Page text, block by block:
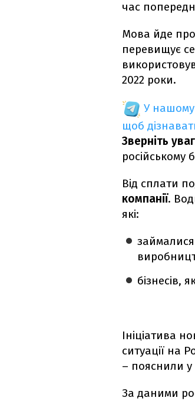
час
Мова йде про
перевищує
2022 роки.
У
щоб
Зверніть
російському
Від сплати
компанії.
які:
бізнесів,
Ініціатива
ситуації на
– пояснили у
За даними